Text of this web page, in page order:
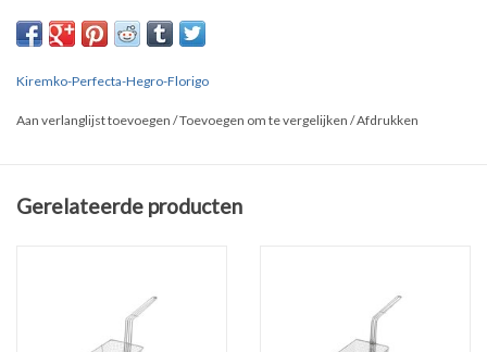
Zie website, voor prijzen van meerdere stuks
Kiremko
Om te zorgen dat de juiste haak op de mand zit WhatsApp u svp
Kiremko-Perfecta-Hegro-Florigo
Aan verlanglijst toevoegen /Toevoegen om te vergelijken /Afdrukken
Gerelateerde producten